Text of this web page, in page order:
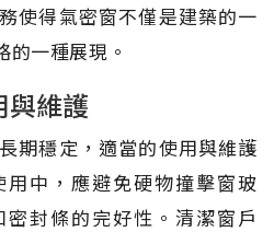
使得氣密窗不僅是建築的一
的一種展現。
與維護
期穩定，適當的使用與維護
中，應避免硬物撞擊窗玻
封條的完好性。清潔窗戶